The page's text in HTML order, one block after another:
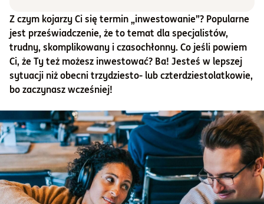
Otwórz konto
Zaloguj
Z czym kojarzy Ci się termin „inwestowanie”? Popularne
jest przeświadczenie, że to temat dla specjalistów,
trudny, skomplikowany i czasochłonny. Co jeśli powiem
Ci, że Ty też możesz inwestować? Ba! Jesteś w lepszej
sytuacji niż obecni trzydziesto- lub czterdziestolatkowie,
bo zaczynasz wcześniej!